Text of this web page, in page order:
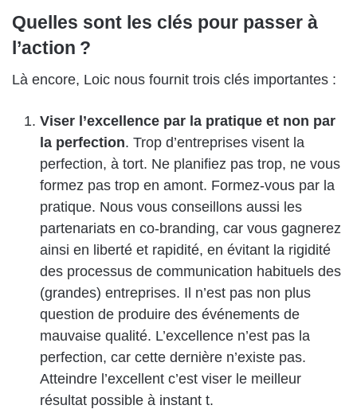
Quelles sont les clés pour passer à
l’action ?
Là encore, Loic nous fournit trois clés importantes :
Viser l’excellence par la pratique et non par
la perfection. Trop d’entreprises visent la
perfection, à tort. Ne planifiez pas trop, ne vous
formez pas trop en amont. Formez-vous par la
pratique. Nous vous conseillons aussi les
partenariats en co-branding, car vous gagnerez
ainsi en liberté et rapidité, en évitant la rigidité
des processus de communication habituels des
(grandes) entreprises. Il n’est pas non plus
question de produire des événements de
mauvaise qualité. L’excellence n’est pas la
perfection, car cette dernière n’existe pas.
Atteindre l’excellent c’est viser le meilleur
résultat possible à instant t.